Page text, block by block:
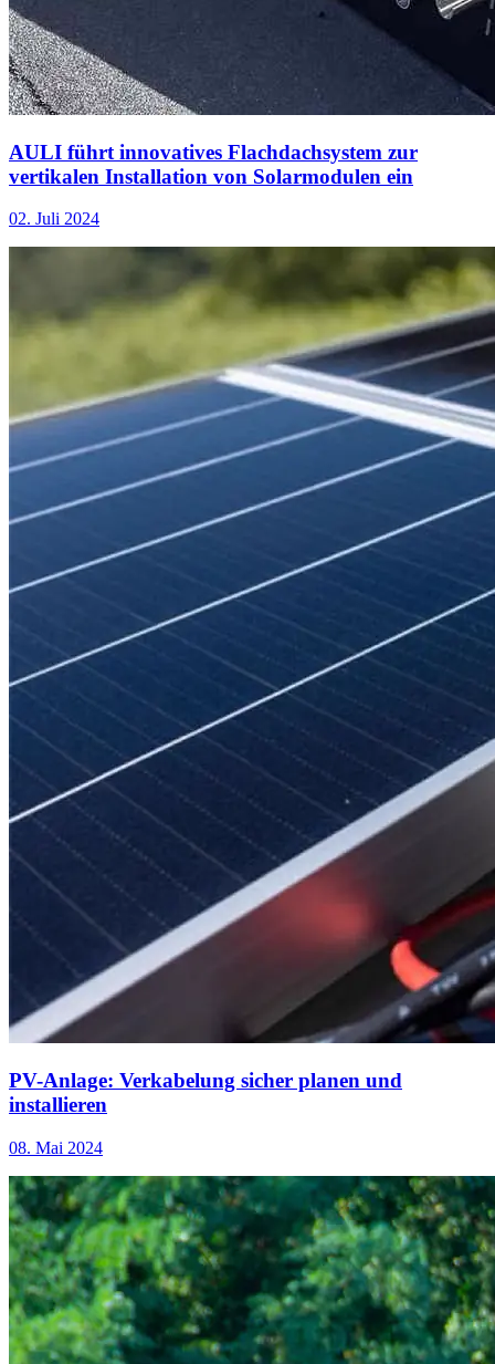
AULI führt innovatives Flachdachsystem zur
vertikalen Installation von Solarmodulen ein
02. Juli 2024
PV-Anlage: Verkabelung sicher planen und
installieren
08. Mai 2024